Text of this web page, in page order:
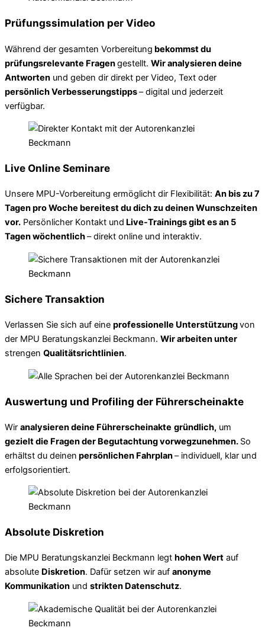
Prüfungssimulation per Video
Während der gesamten Vorbereitung bekommst du
prüfungsrelevante Fragengestellt. Wir analysieren deine
Antworten und geben dir direkt per Video, Text oder
persönlich Verbesserungstipps– digital und jederzeit
verfügbar.
Live Online Seminare
Unsere MPU-Vorbereitung ermöglicht dir Flexibilität: An bis zu 7
Tagen pro Woche bereitest du dich zu deinen Wunschzeiten
vor. Persönlicher Kontakt und Live-Trainings gibt es an 5
Tagen wöchentlich– direkt online und interaktiv.
Sichere Transaktion
Verlassen Sie sich auf eine professionelle Unterstützungvon
der MPU Beratungskanzlei Beckmann. Wir arbeiten unter
strengen Qualitätsrichtlinien.
Auswertung und Profiling der Führerscheinakte
Wir analysieren deine Führerscheinakte gründlich, um
gezielt die Fragen der Begutachtung vorwegzunehmen. So
erhältst du deinen persönlichen Fahrplan– individuell, klar und
erfolgsorientiert.
Absolute Diskretion
Die MPU Beratungskanzlei Beckmann legt hohen Wert auf
absolute Diskretion. Dafür setzen wir auf anonyme
Kommunikation und strikten Datenschutz.